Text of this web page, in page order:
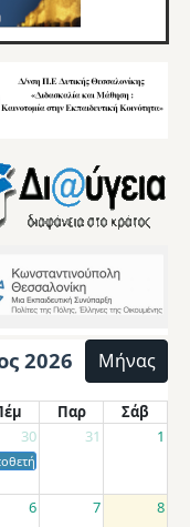
2026 Μήνας
Παρ
Σάβ
30 31 1
αποσπασμένων
6 7 8